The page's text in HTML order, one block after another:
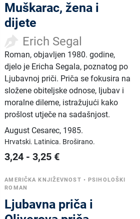
Muškarac, žena i
dijete
Erich Segal
Roman, objavljen 1980. godine,
djelo je Ericha Segala, poznatog po
Ljubavnoj priči. Priča se fokusira na
složene obiteljske odnose, ljubav i
moralne dileme, istražujući kako
prošlost utječe na sadašnjost.
August Cesarec, 1985.
Hrvatski. Latinica. Broširano.
3,24 -3,25 €
AMERIČKA KNJIŽEVNOST •PSIHOLOŠKI
ROMAN
Ljubavna priča i